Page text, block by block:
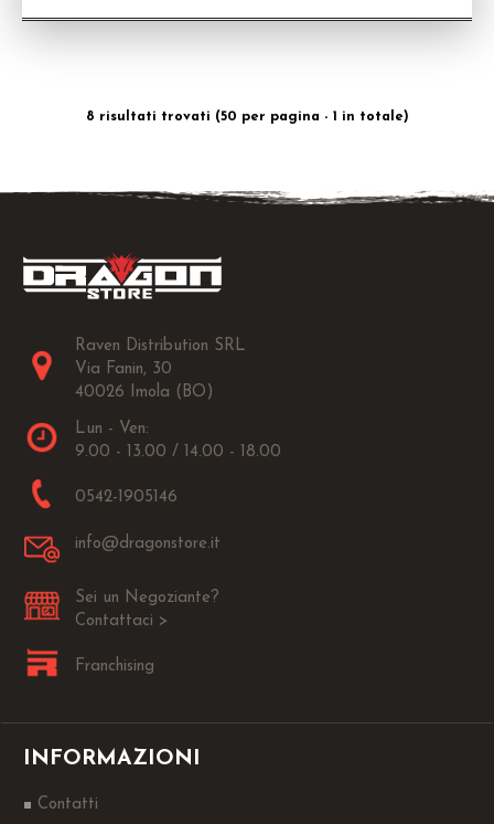
8 risultati trovati (50 per pagina - 1 in totale)
Raven Distribution SRL
Via Fanin, 30
40026 Imola (BO)
Lun - Ven:
9.00 - 13.00 / 14.00 - 18.00
0542-1905146
info@dragonstore.it
Sei un Negoziante?
Contattaci >
Franchising
INFORMAZIONI
Contatti